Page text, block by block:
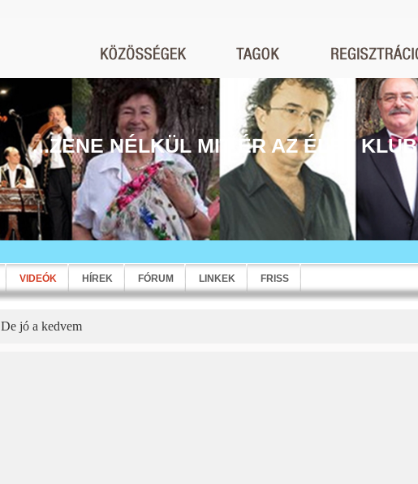
...ZENE NÉLKÜL MIT ÉR AZ ÉLET KLUB
VIDEÓK HÍREK FÓRUM LINKEK FRISS
De jó a kedvem